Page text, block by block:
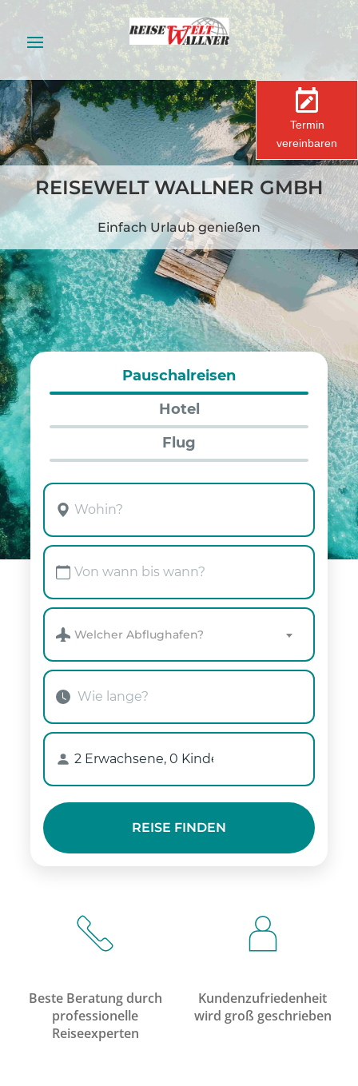
Termin
vereinbaren
REISEWELT WALLNER GMBH
Einfach Urlaub genießen
Pauschalreisen
Hotel
Flug
Welcher Abflughafen?
Beste Beratung durch
professionelle
Reiseexperten
Kundenzufriedenheit
wird groß geschrieben